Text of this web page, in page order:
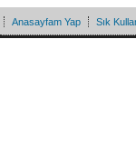
Anasayfam Yap Sık